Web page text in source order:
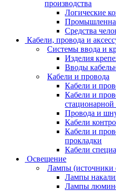
производства
Логические
Средства
Кабели, провода и
Системы ввода и
Изделия
Вводы
Кабели и провода
Кабели и
Кабели и
стационарной
Провода и
Кабели
Кабели и
прокладки
Кабели
Освещение
Лампы (источники
Лампы
Лампы